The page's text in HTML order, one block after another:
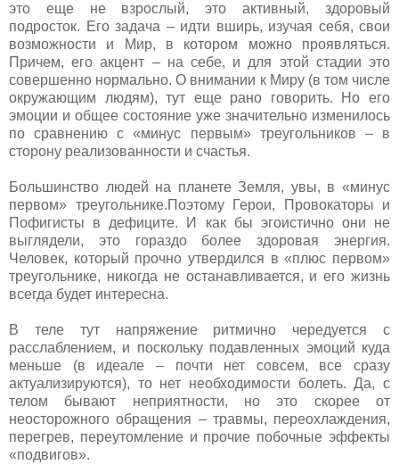
это еще не взрослый, это активный, здоровый
подросток. Его задача – идти вширь, изучая себя, свои
возможности и Мир, в котором можно проявляться.
Причем, его акцент – на себе, и для этой стадии это
совершенно нормально. О внимании к Миру (в том числе
окружающим людям), тут еще рано говорить. Но его
эмоции и общее состояние уже значительно изменилось
по сравнению с «минус первым» треугольников – в
сторону реализованности и счастья.
Большинство людей на планете Земля, увы, в «минус
первом» треугольнике.Поэтому Герои, Провокаторы и
Пофигисты в дефиците. И как бы эгоистично они не
выглядели, это гораздо более здоровая энергия.
Человек, который прочно утвердился в «плюс первом»
треугольнике, никогда не останавливается, и его жизнь
всегда будет интересна.
В теле тут напряжение ритмично чередуется с
расслаблением, и поскольку подавленных эмоций куда
меньше (в идеале – почти нет совсем, все сразу
актуализируются), то нет необходимости болеть. Да, с
телом бывают неприятности, но это скорее от
неосторожного обращения – травмы, переохлаждения,
перегрев, переутомление и прочие побочные эффекты
«подвигов».